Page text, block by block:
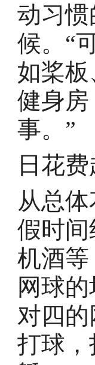
动习
候。“
如桨
健身
事。”
日花
从总
假时
机酒等
网球
对四
打球